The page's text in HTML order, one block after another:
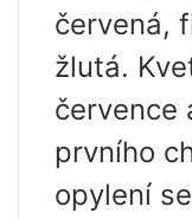
červená,
žlutá.
července
prvního
opylení